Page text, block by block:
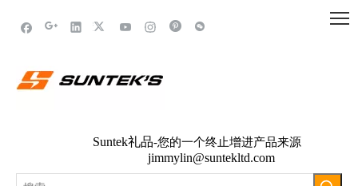
Suntek礼品-您的一个终止增进产品来源
jimmylin@suntekltd.com